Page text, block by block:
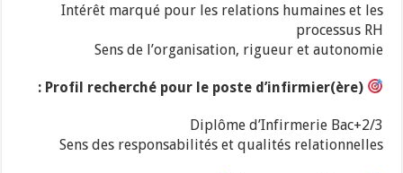
Intérêt marqué pour les relations humaines et les
processus RH
Sens de l’organisation, rigueur et autonomie
Profil recherché pour le poste d’infirmier(ère) :
Diplôme d’Infirmerie Bac+2/3
Sens des responsabilités et qualités relationnelles